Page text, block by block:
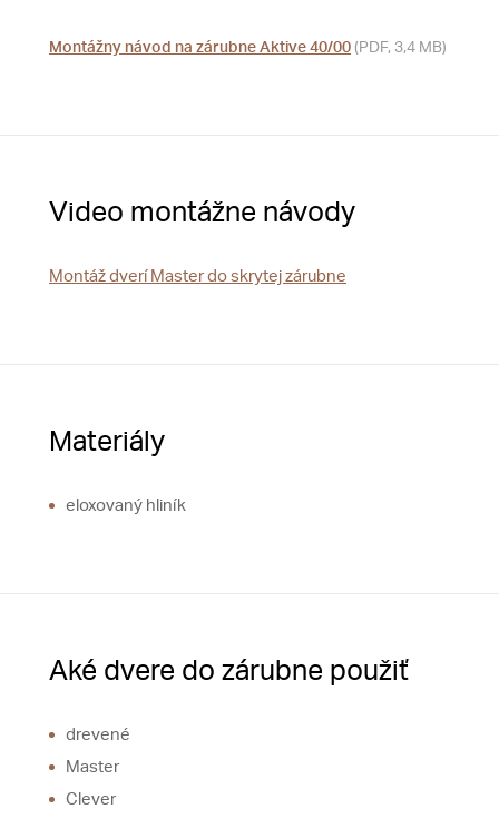
Montážny návod na zárubne Aktive 40/00 (PDF, 3,4 MB)
Video montážne návody
Montáž dverí Master do skrytej zárubne
Materiály
eloxovaný hliník
Aké dvere do zárubne použiť
drevené
Master
Clever